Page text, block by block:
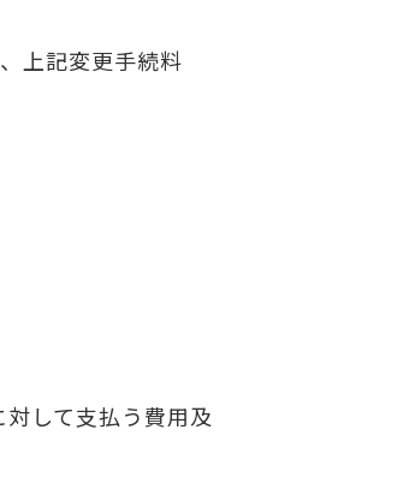
上記変更手続料
して支払う費用及